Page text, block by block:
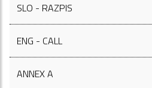
SLO - RAZPIS
ENG - CALL
ANNEX A